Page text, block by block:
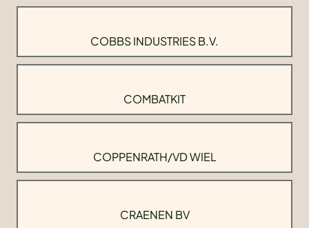
COBBS INDUSTRIES B.V.
COMBATKIT
COPPENRATH/VD WIEL
CRAENEN BV